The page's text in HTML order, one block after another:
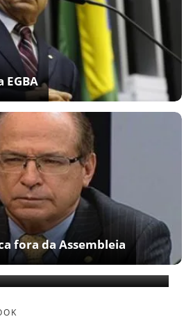
fora da Assembleia
por deputado não existe